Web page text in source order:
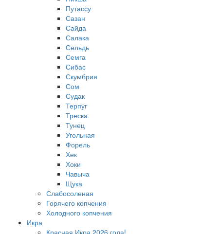
Путассу
Сазан
Сайда
Салака
Сельдь
Семга
Сибас
Скумбрия
Сом
Судак
Терпуг
Треска
Тунец
Угольная
Форель
Хек
Хоки
Чавыча
Щука
Слабосоленая
Горячего копчения
Холодного копчения
Икра
Красная Икра 2026 года!